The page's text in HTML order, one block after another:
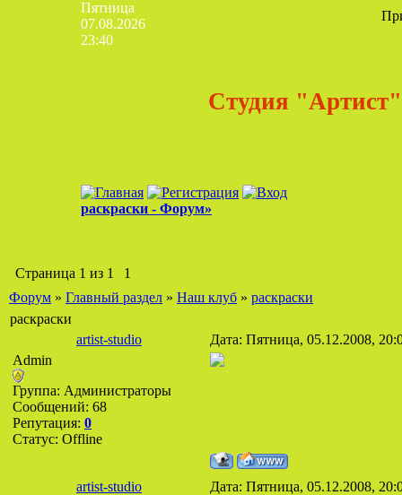
Пятница
07.08.2026
23:40
Студия "Артист"
раскраски - Форум»
Страница 1 из 1
1
Форум » Главный раздел » Наш клуб » раскраски
раскраски
artist-studio
Дата: Пятница, 05.12.2008,
Admin
Группа: Администраторы
Сообщений: 68
Репутация: 0
Статус: Offline
artist-studio
Дата: Пятница, 05.12.2008,